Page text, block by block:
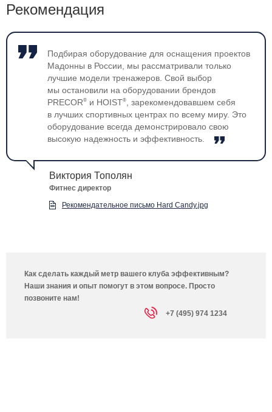
Рекомендация
Подбирая оборудование для оснащения проектов
Мадонны в России, мы рассматривали только
лучшие модели тренажеров. Свой выбор
мы остановили на оборудовании брендов
PRECOR® и HOIST®
, зарекомендовавшем себя
в лучших спортивных центрах по всему миру. Это
оборудование всегда демонстрировало свою
высокую надежность и эффективность.
Виктория Тополян
Фитнес директор
Рекомендательное письмо Hard Candy.jpg
Как сделать каждый метр вашего клуба эффективным?
Наши знания и опыт помогут в этом вопросе. Просто
позвоните нам!
+7 (495) 974 1234